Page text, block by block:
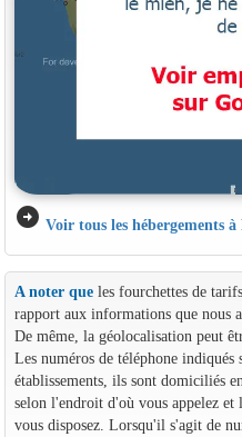
arrow_circle_right Voir tous les hébergements
A noter queles fourchettes de
rapport aux informations que nous
De même, la géolocalisation peut
Les numéros de téléphone indiqués
établissements, ils sont domiciliés
selon l'endroit d'où vous appelez
vous disposez. Lorsqu'il s'agit de